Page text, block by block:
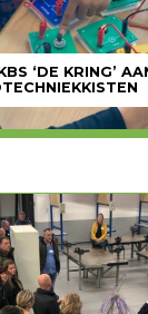
‘DE KRING’